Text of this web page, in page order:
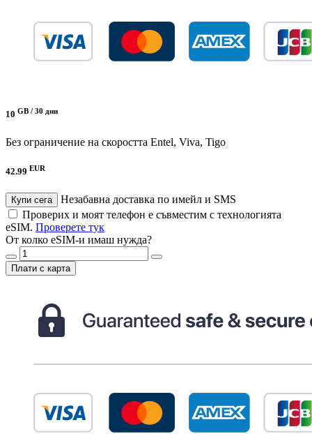
10 GB / 30 дни
Без ограничение на скоростта Entel, Viva, Tigo
42.99 EUR
Купи сега
Незабавна доставка по имейл и SMS
Проверих и моят телефон е съвместим с технологията
eSIM. Проверете тук
От колко eSIM-и имаш нужда?
Плати с карта